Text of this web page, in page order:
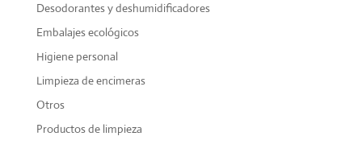
Desodorantes y deshumidificadores
Embalajes ecológicos
Higiene personal
Limpieza de encimeras
Otros
Productos de limpieza